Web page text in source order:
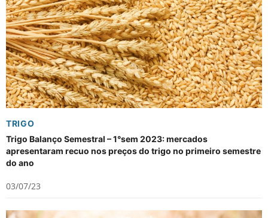
TRIGO
Trigo Balanço Semestral – 1°sem 2023: mercados
apresentaram recuo nos preços do trigo no primeiro semestre
do ano
03/07/23